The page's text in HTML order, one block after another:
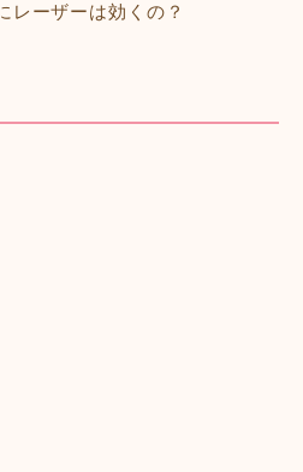
レーザーは効くの？